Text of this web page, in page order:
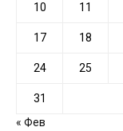
10 11
17 18
24 25
31
« Фев